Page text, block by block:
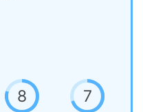
8 7